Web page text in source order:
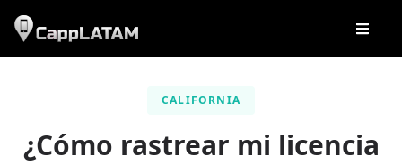
CALIFORNIA
¿Cómo rastrear mi licencia